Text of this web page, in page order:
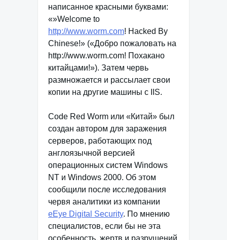
написанное красными буквами:
«»Welcome to
http://www.worm.com! Hacked By
Chinese!» («Добро пожаловать на
http://www.worm.com! Похакано
китайцами!»). Затем червь
размножается и рассылает свои
копии на другие машины с IIS.
Code Red Worm или «Китай» был
создан автором для заражения
серверов, работающих под
англоязычной версией
операционных систем Windows
NT и Windows 2000. Об этом
сообщили после исследования
червя аналитики из компании
eEye Digital Security. По мнению
специалистов, если бы не эта
особенность, жертв и разрушений